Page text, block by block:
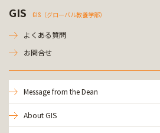
GIS GIS（グローバル教養学部）
よくある質問
お問合せ
Message from the Dean
About GIS